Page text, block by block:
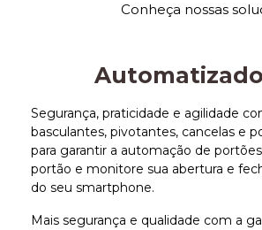
Conheça nossas
Segurança, praticidade e agilidade
basculantes, pivotantes, cancelas e
para garantir a automação de
portão e monitore sua abertura e
do seu smartphone.
Mais segurança e qualidade com a